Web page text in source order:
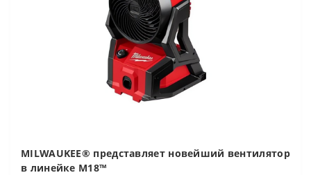
MILWAUKEE® представляет новейший вентилятор
в линейке M18™